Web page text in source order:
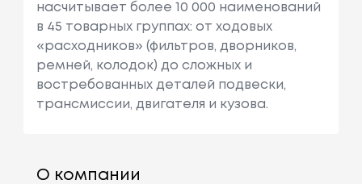
насчитывает более 10 000 наименований
в 45 товарных группах: от ходовых
«расходников» (фильтров, дворников,
ремней, колодок) до сложных и
востребованных деталей подвески,
трансмиссии, двигателя и кузова.
О компании